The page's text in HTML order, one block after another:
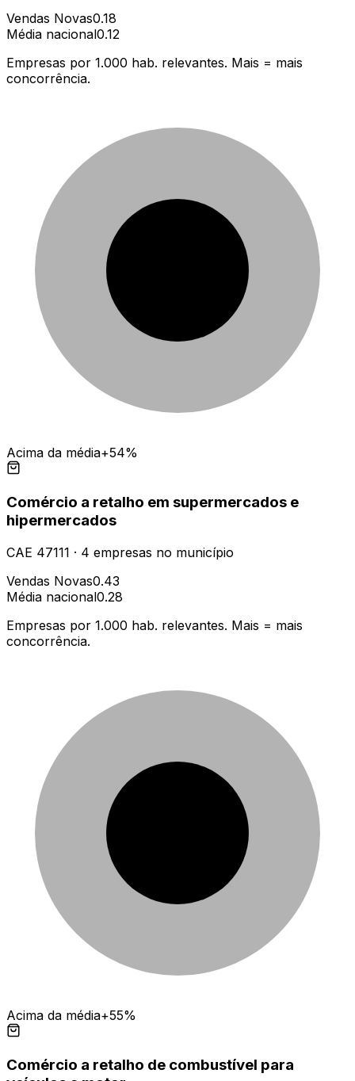
Vendas Novas0.18
Média nacional0.12
Empresas por 1.000 hab. relevantes. Mais = mais
concorrência.
Acima da média+54%
Comércio a retalho em supermercados e
hipermercados
CAE 47111 · 4 empresas no município
Vendas Novas0.43
Média nacional0.28
Empresas por 1.000 hab. relevantes. Mais = mais
concorrência.
Acima da média+55%
Comércio a retalho de combustível para